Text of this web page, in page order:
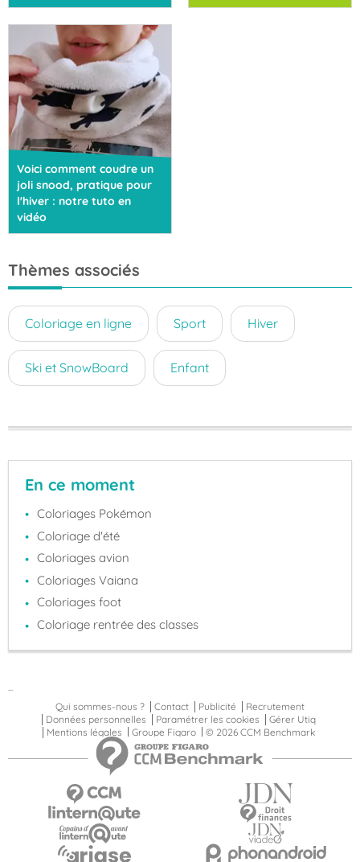
Voici comment coudre un
joli snood, pratique pour
l'hiver : notre tuto en
vidéo
Thèmes associés
Coloriage en ligne Sport Hiver
Ski et SnowBoard Enfant
En ce moment
Coloriages Pokémon
Coloriage d'été
Coloriages avion
Coloriages Vaiana
Coloriages foot
Coloriage rentrée des classes
...
Qui sommes-nous ?
Contact Publicité
Recrutement
Données personnelles
Paramétrer les cookies
Gérer Utiq
Mentions légales
Groupe Figaro © 2026 CCM Benchmark